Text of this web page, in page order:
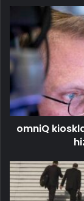
omniQ